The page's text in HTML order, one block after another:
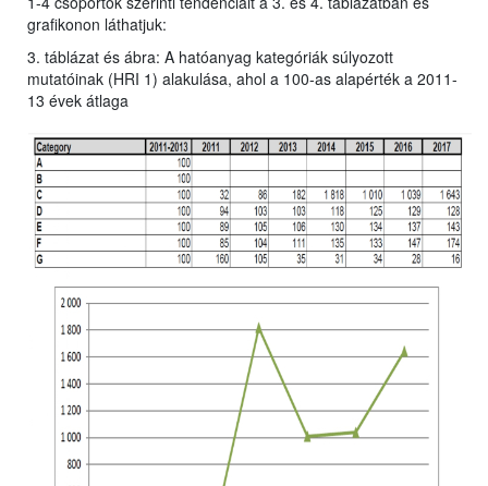
grafikonon láthatjuk:
3. táblázat és ábra: A hatóanyag kategóriák súlyozott
mutatóinak (HRI 1) alakulása, ahol a 100-as alapérték a 2011-
13 évek átlaga